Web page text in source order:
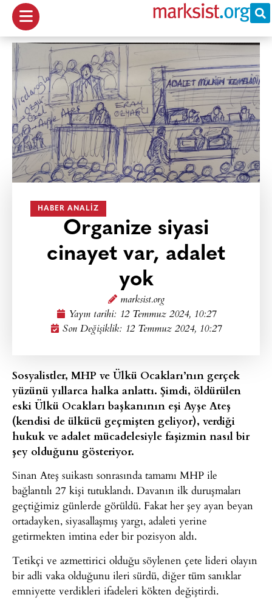
HABER ANALIZ
Organize siyasi
cinayet var, adalet
yok
marksist.org
Yayın tarihi: 12 Temmuz 2024, 10:27
Son Değişiklik: 12 Temmuz 2024, 10:27
Sosyalistler, MHP ve Ülkü Ocakları’nın gerçek
yüzünü yıllarca halka anlattı. Şimdi, öldürülen
eski Ülkü Ocakları başkanının eşi Ayşe Ateş
(kendisi de ülkücü geçmişten geliyor), verdiği
hukuk ve adalet mücadelesiyle faşizmin nasıl bir
şey olduğunu gösteriyor.
Sinan Ateş suikastı sonrasında tamamı MHP ile
bağlantılı 27 kişi tutuklandı. Davanın ilk duruşmaları
geçtiğimiz günlerde görüldü. Fakat her şey ayan beyan
ortadayken, siyasallaşmış yargı, adaleti yerine
getirmekten imtina eder bir pozisyon aldı.
Tetikçi ve azmettirici olduğu söylenen çete lideri olayın
bir adli vaka olduğunu ileri sürdü, diğer tüm sanıklar
emniyette verdikleri ifadeleri kökten değiştirdi.